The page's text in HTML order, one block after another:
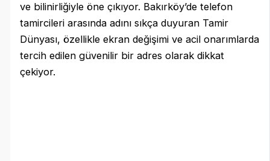
ve bilinirliğiyle öne çıkıyor. Bakırköy’de telefon
tamircileri arasında adını sıkça duyuran Tamir
Dünyası, özellikle ekran değişimi ve acil onarımlarda
tercih edilen güvenilir bir adres olarak dikkat
çekiyor.